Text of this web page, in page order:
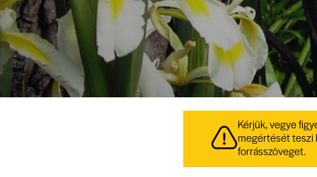
Kérjük, vegye
megértését teszi
forrásszöveget.